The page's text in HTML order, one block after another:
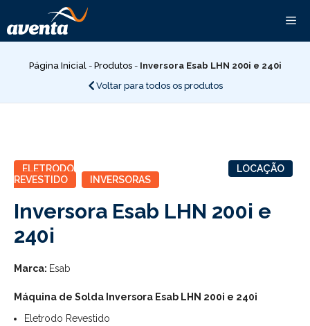
para
o
conteúdoPágina Inicial- Produtos- Inversora Esab LHN 200i e 240i
Voltar para todos os produtos
ELETRODO
REVESTIDO
INVERSORAS
LOCAÇÃO
Inversora Esab LHN 200i e
240i
Marca: Esab
Máquina de Solda Inversora Esab LHN 200i e 240i
Eletrodo Revestido